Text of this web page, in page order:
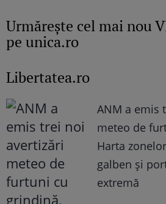
Urmăreşte cel mai nou
pe unica.ro
Libertatea.ro
ANM a emis
meteo de
Harta
galben și
extremă